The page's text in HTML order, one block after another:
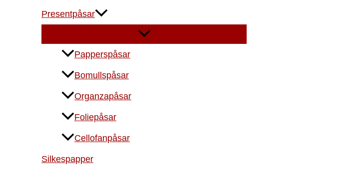
Presentpåsar
Papperspåsar
Bomullspåsar
Organzapåsar
Foliepåsar
Cellofanpåsar
Silkespapper